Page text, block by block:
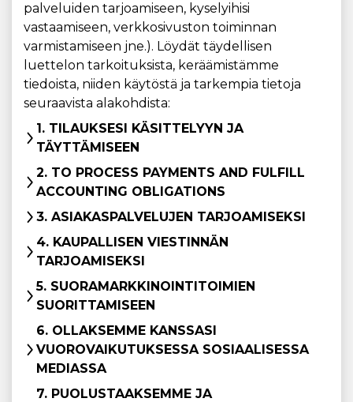
palveluiden tarjoamiseen, kyselyihisi
vastaamiseen, verkkosivuston toiminnan
varmistamiseen jne.). Löydät täydellisen
luettelon tarkoituksista, keräämistämme
tiedoista, niiden käytöstä ja tarkempia tietoja
seuraavista alakohdista:
1. TILAUKSESI KÄSITTELYYN JA
TÄYTTÄMISEEN
2. TO PROCESS PAYMENTS AND FULFILL
ACCOUNTING OBLIGATIONS
3. ASIAKASPALVELUJEN TARJOAMISEKSI
4. KAUPALLISEN VIESTINNÄN
TARJOAMISEKSI
5. SUORAMARKKINOINTITOIMIEN
SUORITTAMISEEN
6. OLLAKSEMME KANSSASI
VUOROVAIKUTUKSESSA SOSIAALISESSA
MEDIASSA
7. PUOLUSTAAKSEMME JA